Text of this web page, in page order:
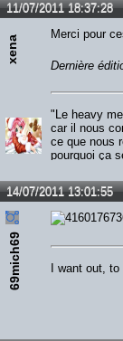
11/07/2011 18:37:28
xena
Merci pour
Dernière
"Le heavy
car il nous
ce que nous
pourquoi ça
14/07/2011 13:01:55
69mich69 I want out,